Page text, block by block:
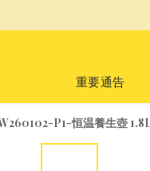
重要通告
P1-恒温養生壺